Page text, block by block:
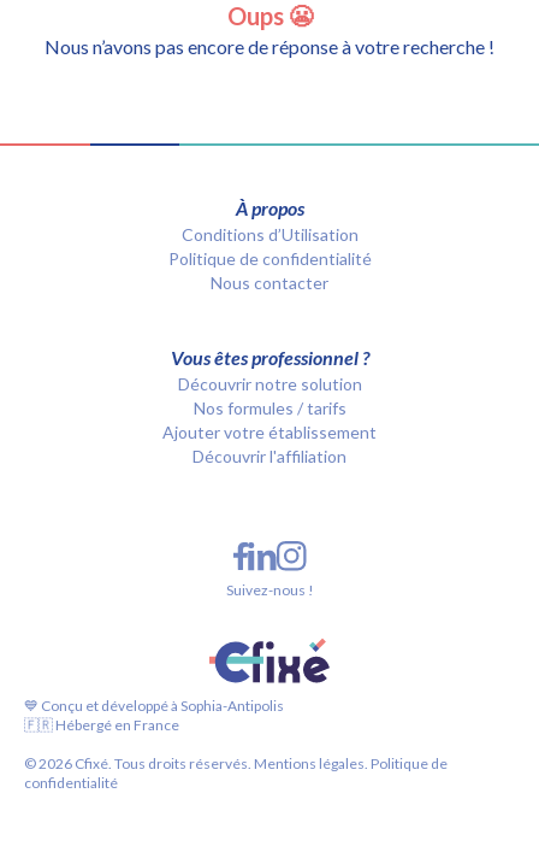
Oups 😬
Nous n’avons pas encore de réponse à votre recherche !
À propos
Conditions d’Utilisation
Politique de confidentialité
Nous contacter
Vous êtes professionnel ?
Découvrir notre solution
Nos formules / tarifs
Ajouter votre établissement
Découvrir l'affiliation
💙 Conçu et développé à Sophia-Antipolis
🇫🇷 Hébergé en France
©2026 Cfixé. Tous droits réservés. Mentions légales. Politique de
confidentialité
Suivez-nous !